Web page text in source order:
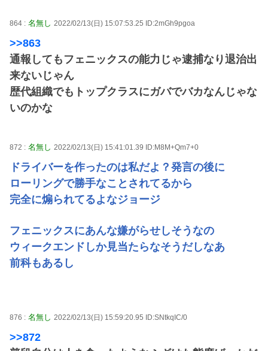
864 : 名無し 2022/02/13(日) 15:07:53.25 ID:2mGh9pgoa
>>863
通報してもフェニックスの能力じゃ逮捕なり退治出
来ないじゃん
歴代組織でもトップクラスにガバでバカなんじゃな
いのかな
872 : 名無し 2022/02/13(日) 15:41:01.39 ID:M8M+Qm7+0
ドライバーを作ったのは私だよ？発言の後に
ローリングで勝手なことされてるから
完全に煽られてるよなジョージ
フェニックスにあんな嫌がらせしそうなの
ウィークエンドしか見当たらなそうだしなあ
前科もあるし
876 : 名無し 2022/02/13(日) 15:59:20.95 ID:SNtkqIC/0
>>872